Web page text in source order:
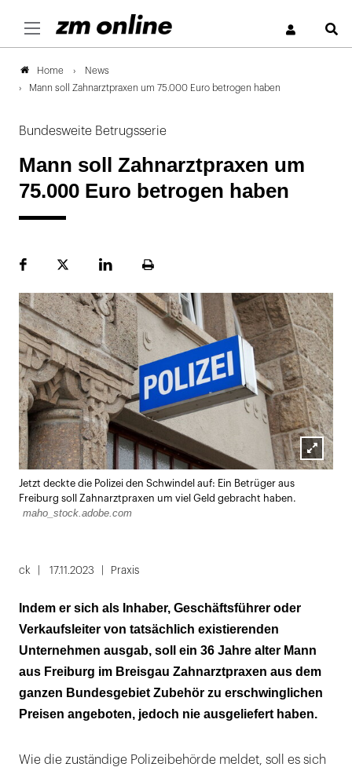
Home
News
Mann soll Zahnarztpraxen um 75.000 Euro betrogen haben
Bundesweite Betrugsserie
Mann soll Zahnarztpraxen um
75.000 Euro betrogen haben
FacebookPlattformLinekdInSeite
Lightbox
Jetzt deckte die Polizei den Schwindel auf: Ein Betrüger aus
Freiburg soll Zahnarztpraxen um viel Geld gebracht haben.
maho_stock.adobe.com
ck 17.11.2023 Praxis
Indem er sich als Inhaber, Geschäftsführer oder
Verkaufsleiter von tatsächlich existierenden
Unternehmen ausgab, soll ein 36 Jahre alter Mann
aus Freiburg im Breisgau Zahnarztpraxen aus dem
ganzen Bundesgebiet Zubehör zu erschwinglichen
Preisen angeboten, jedoch nie ausgeliefert haben.
Wie die zuständige Polizeibehörde meldet, soll es sich